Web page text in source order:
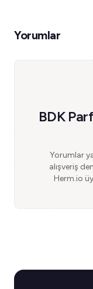
Yorumlar
BDK
Yorumlar
alışveriş
Herm.io